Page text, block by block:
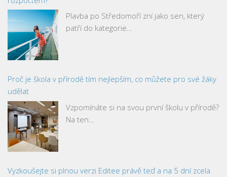
Plavba po Středomoří zní jako sen, který
patří do kategorie…
Proč je škola v přírodě tím nejlepším, co můžete pro své žáky
udělat
Vzpomínáte si na svou první školu v přírodě?
Na ten…
Vyzkoušejte si plnou verzi Editee právě teď a na 5 dní zcela